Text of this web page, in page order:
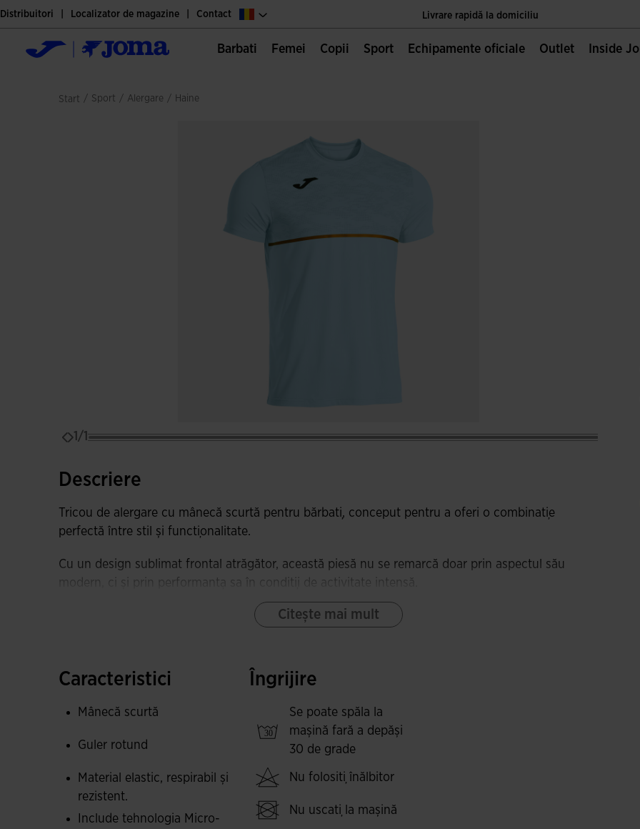
Livrare rapidă la domiciliu
Unica pagină oficială JOMA, deținută de Joma Sport S.A
Distribuitori Localizator de magazine Contact
Barbati Femei Copii Sport Echipamente oficiale Outlet Inside
Start / sport / alergare / haine
1/1
Descriere
Tricou de alergare cu mânecă scurtă pentru bărbați, conceput pentru a oferi o combinație
perfectă între stil și funcționalitate.
Cu un design sublimat frontal atrăgător, această piesă nu se remarcă doar prin aspectul său
modern, ci și prin performanța sa în condiții de activitate intensă.
Banda de pe guler adaugă un detaliu și întărește zona gâtului, asigurând o potrivire confortabilă
Fabricat dintr-un material de calitate, tricoul garantează o excelentă respirabilitate și elasticitate,
permițând corpului să rămână răcoros și uscat în timpul antrenamentelor intense. Materialul
butterfly mesh oferă o textură moale și ușoară care se potrivește perfect pe corp, oferind
Citește mai mult
Caracteristici
Mânecă scurtă
Guler rotund
Material elastic, respirabil și
rezistent.
Include tehnologia Micro-
Îngrijire
Se poate spăla la
mașină fară a depăși
30 de grade
Nu folosiți înălbitor
Nu uscați la mașină